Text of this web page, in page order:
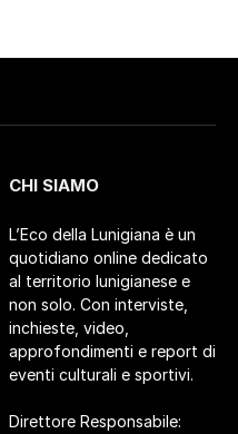
CHI SIAMO
L’Eco della Lunigiana è un
quotidiano online dedicato
al territorio lunigianese e
non solo. Con interviste,
inchieste, video,
approfondimenti e report di
eventi culturali e sportivi.
Direttore Responsabile: